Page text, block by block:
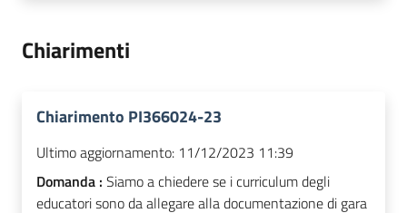
Chiarimenti
Chiarimento PI366024-23
Ultimo aggiornamento: 11/12/2023 11:39
Domanda : Siamo a chiedere se i curriculum degli
educatori sono da allegare alla documentazione di gara